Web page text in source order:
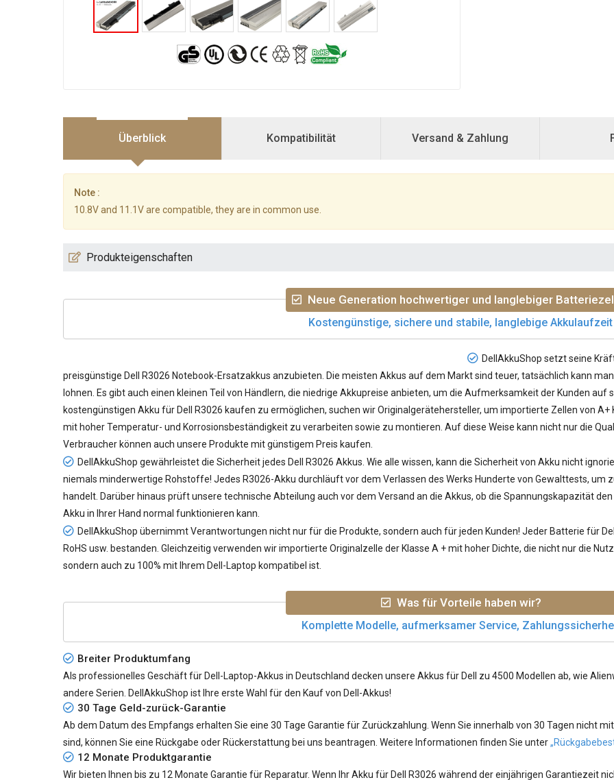
Überblick Kompatibilität Versand & Zahlung
Note :
10.8V and 11.1V are compatible, they are in common use.
Produkteigenschaften
Neue Generation hochwertiger und langlebiger
Kostengünstige, sichere und stabile, langlebige Akkulaufzeit
DellAkkuShop setzt seine
preisgünstige Dell R3026 Notebook-Ersatzakkus anzubieten. Die meisten Akkus auf dem Markt sind teuer, tatsächlich kann
lohnen. Es gibt auch einen kleinen Teil von Händlern, die niedrige Akkupreise anbieten, um die Aufmerksamkeit der Kunden auf
kostengünstigen Akku für Dell R3026 kaufen zu ermöglichen, suchen wir Originalgerätehersteller, um importierte Zellen von
mit hoher Temperatur- und Korrosionsbeständigkeit zu verarbeiten sowie zu montieren. Auf diese Weise kann nicht nur die
Verbraucher können auch unsere Produkte mit günstigem Preis kaufen.
DellAkkuShop gewährleistet die Sicherheit jedes Dell R3026 Akkus . Wie alle wissen, kann die Sicherheit von Akku nicht
niemals minderwertige Rohstoffe! Jedes R3026-Akku durchläuft vor dem Verlassen des Werks Hunderte von Gewalttests, um
handelt. Darüber hinaus prüft unsere technische Abteilung auch vor dem Versand an die Akkus, ob die Spannungskapazität
Akku in Ihrer Hand normal funktionieren kann.
DellAkkuShop übernimmt Verantwortungen nicht nur für die Produkte, sondern auch für jeden Kunden! Jeder Batterie für
RoHS usw. bestanden. Gleichzeitig verwenden wir importierte Originalzelle der Klasse A + mit hoher Dichte, die nicht nur die
sondern auch zu 100% mit Ihrem Dell-Laptop kompatibel ist.
Was für Vorteile haben wir?
Komplette Modelle, aufmerksamer Service,
Breiter Produktumfang
Als professionelles Geschäft für Dell-Laptop-Akkus in Deutschland decken unsere Akkus für Dell zu 4500 Modellen ab, wie
andere Serien. DellAkkuShop ist Ihre erste Wahl für den Kauf von Dell-Akkus!
30 Tage Geld-zurück-Garantie
Ab dem Datum des Empfangs erhalten Sie eine 30 Tage Garantie für Zurückzahlung. Wenn Sie innerhalb von 30 Tagen nicht
sind, können Sie eine Rückgabe oder Rückerstattung bei uns beantragen. Weitere Informationen finden Sie unter
12 Monate Produktgarantie
Wir bieten Ihnen bis zu 12 Monate Garantie für Reparatur. Wenn IhrAkku für Dell R3026 während der einjährigen Garantiezeit